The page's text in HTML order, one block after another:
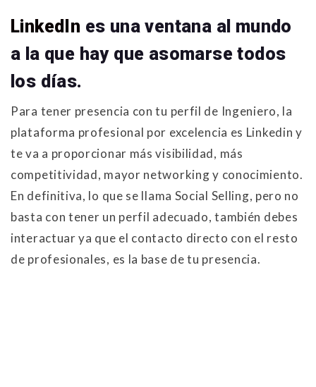
LinkedIn es una ventana al mundo
a la que hay que asomarse todos
los días.
Para tener presencia con tu perfil de Ingeniero, la
plataforma profesional por excelencia es Linkedin y
te va a proporcionar más visibilidad, más
competitividad, mayor networking y conocimiento.
En definitiva, lo que se llama Social Selling, pero no
basta con tener un perfil adecuado, también debes
interactuar ya que el contacto directo con el resto
de profesionales, es la base de tu presencia.